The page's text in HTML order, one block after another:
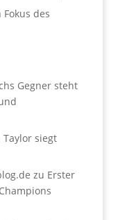
des
Gegner steht
Taylor siegt
zu Erster